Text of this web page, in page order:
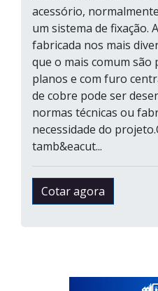
acessório,
um sistema de fixação.
fabricada nos mais
que o mais comum
planos e com furo
de cobre pode ser
normas técnicas ou
necessidade do
tamb&eacut...
Cotar agora